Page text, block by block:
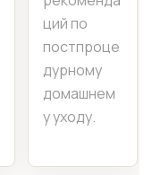
ций по
постпроце
дурному
домашнем
у уходу.